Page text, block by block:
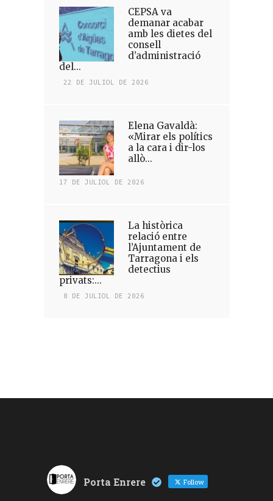
CEPSA va
demanar acabar
amb les dietes del
consell
d’administració
del...
22 DE JULIOL DE 2026
Elena Gavaldà:
«Mirar els polítics
a la cara i dir-los
allò...
17 DE JULIOL DE 2026
La històrica
relació entre
l’Ajuntament de
Tarragona i els
detectius
privats:...
8 DE JULIOL DE 2026
Porta Enrere Follow